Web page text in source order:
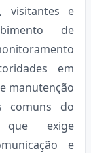
visitantes e
de
em
manutenção
comuns do
exige
e